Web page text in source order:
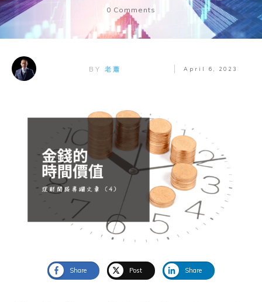
0 Comments
BY老蕭 April 6, 2023
Share Post Share